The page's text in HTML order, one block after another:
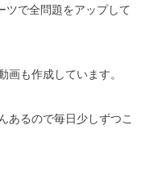
で全問題をアップして
も作成しています。
あるので毎日少しずつこ